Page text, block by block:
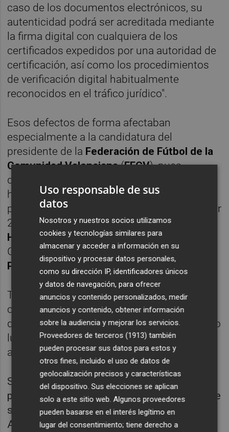
caso de los documentos electrónicos, su
autenticidad podrá ser acreditada mediante
la firma digital con cualquiera de los
certificados expedidos por una autoridad de
certificación, así como los procedimientos
de verificación digital habitualmente
reconocidos en el tráfico jurídico".
Esos defectos de forma afectaban
especialmente a la candidatura del
presidente de la Federación de Fútbol de la
Comunidad Valenciana(FFCV), pues
dejaban en el aire a 11 de los 26 avales que
había presentado y necesitaba al menos 21
para pasar el corte... Al final ha podido validar
25, entre los que se encuentran los del
Hércules(nuevo miembro de la Asamblea
General) y el entrenador alicantinoVicente
Parras
Tras la proclamación de candidaturas se
celebrarán laseleccionespropiamente
dichas. Las mismas tendrán lugar el próximo
lunes 16 y en ellas votan los 142
asambleistas.
Salvador Gomar ( València
, 1965) es
presidente de la FFCV desde 2018 y antes fue
su secretario general durante tres años.
Además, es abogado y gestor de entidades
Uso responsable de sus
datos
Nosotros y nuestros socios utilizamos
cookies y tecnologías similares para
almacenar y acceder a información en su
dispositivo y procesar datos personales,
como su dirección IP, identificadores únicos
y datos de navegación, para ofrecer
anuncios y contenido personalizados, medir
anuncios y contenido, obtener información
sobre la audiencia y mejorar los servicios.
Proveedores de terceros (1913) también
pueden procesar sus datos para estos y
otros fines, incluido el uso de datos de
geolocalización precisos y características
del dispositivo. Sus elecciones se aplican
solo a este sitio web. Algunos proveedores
pueden basarse en el interés legítimo en
lugar del consentimiento; tiene derecho a